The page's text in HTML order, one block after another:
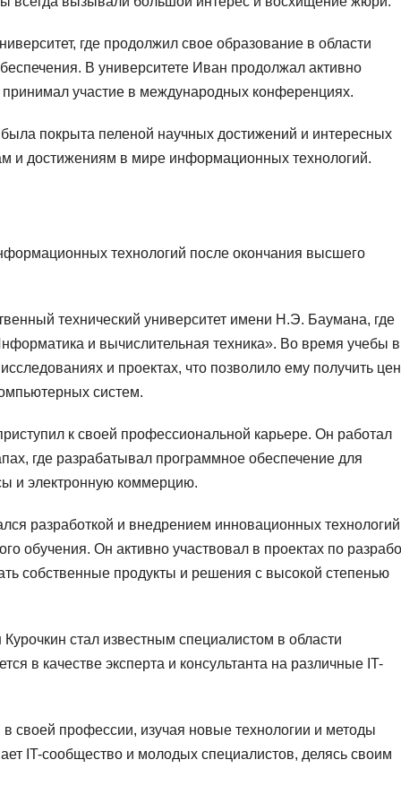
где продолжил свое образование в области
В университете Иван продолжал активно
принимал участие в международных конференциях.
покрыта пеленой научных достижений и интересных
и достижениям в мире информационных технологий.
технологий после окончания высшего
технический университет имени Н.Э. Баумана, где
и вычислительная техника». Во время учебы в
и проектах, что позволило ему получить
систем.
к своей профессиональной карьере. Он работал
где разрабатывал программное обеспечение для
и электронную коммерцию.
разработкой и внедрением инновационных
обучения. Он активно участвовал в проектах по
собственные продукты и решения с высокой степенью
стал известным специалистом в области
в качестве эксперта и консультанта на различные IT-
своей профессии, изучая новые технологии и методы
IT-сообщество и молодых специалистов, делясь своим